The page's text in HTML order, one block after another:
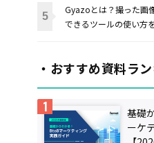
Gyazoとは？撮った画
できるツールの使い方
・おすすめ資料ラ
基礎
ーケ